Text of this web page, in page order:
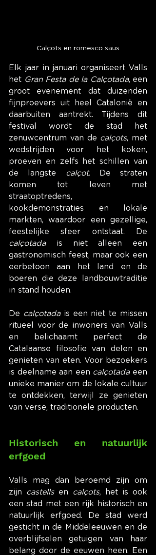
Calçots en romesco saus
Elk jaar in januari organiseert Valls
het Gran Festa de la Calçotada, een
groot evenement dat duizenden
fijnproevers uit heel Catalonië en
daarbuiten aantrekt. Tijdens dit
festival wordt de stad het
zenuwcentrum van de calçots, met
wedstrijden voor het koken,
proeven en zelfs het schillen van
de langste calçot. De straten
komen tot leven met
straatoptredens,
kookdemonstraties en lokale
markten, waardoor een gezellige,
calçotada is niet alleen een
gastronomisch feest, maar ook een
eerbetoon aan het land en de
boeren die deze landbouwtraditie
in stand houden.
De calçotada is een niet te missen
ritueel voor de inwoners van Valls
en belichaamt perfect de
Catalaanse filosofie van delen en
genieten van eten. Voor bezoekers
is deelname aan een calçotada een
unieke manier om de lokale cultuur
te ontdekken, terwijl ze genieten
van verse, traditionele producten.
Historisch en natuurlijk
erfgoed
Valls mag dan beroemd zijn om
zijn castells en calçots, het is ook
een stad met een rijk historisch en
natuurlijk erfgoed. De stad werd
gesticht in de Middeleeuwen en de
overblijfselen getuigen van haar
belang door de eeuwen heen. Een